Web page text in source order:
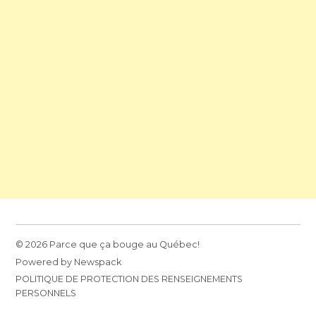
© 2026 Parce que ça bouge au Québec!
Powered by Newspack
POLITIQUE DE PROTECTION DES RENSEIGNEMENTS
PERSONNELS